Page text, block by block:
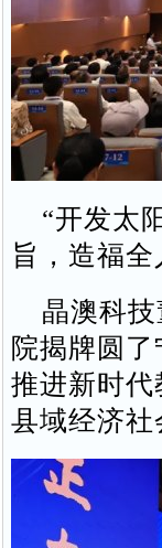
“开发太
旨，造福全
晶澳科技
院揭牌圆
推进新时
县域经济